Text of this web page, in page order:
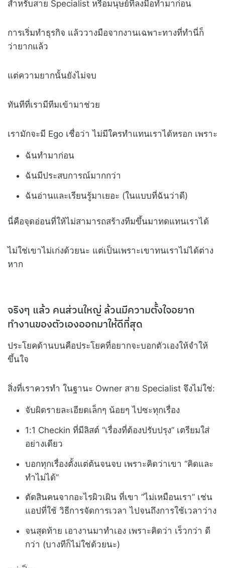
สำหรับสาย Specialist หรือมนุษย์ที่ลงมือทำมาก่อน
การเริ่มทำธุรกิจ แล้ววางมือจากงานเฉพาะทางที่ทำนี่ก็
ว่ายากแล้ว
แต่ความยากนั้นยังไม่จบ
ทันทีที่เรามีทีมเข้ามาช่วย
เรามักจะมี Ego เชื่อว่า ไม่มีใครทำแทนเราได้หรอก เพราะ
ฉันทำมาก่อน
ฉันมีประสบการณ์มากกว่า
ฉันอ่านและเรียนรู้มาเยอะ (ในแบบที่ฉันว่าดี)
นี่คือจุดอ่อนที่ให้ไม่สามารถสร้างทีมขึ้นมาทดแทนเราได้
ไม่ใช่เขาไม่เก่งด้วยนะ แต่เป็นเพราะเขาทนเราไม่ได้ต่าง
หาก
จริงๆ แล้ว คนส่วนใหญ่ ล้วนมีความตั้งใจอยาก
ทำงานของตัวเองออกมาให้ดีที่สุด
ประโยคด้านบนคือประโยคที่อยากจะบอกตัวเองให้จำให้
ขึ้นใจ
สิ่งที่เราควรทำ ในฐานะ Owner สาย Specialist จึงไม่ใช่:
จับผิดรายละเอียดเล็กๆ น้อยๆ ไปซะทุกเรื่อง
1:1 Checkin ที่มีลิสต์ “เรื่องที่ต้องปรับปรุง” เตรียมใส่
อย่างเดียว
บอกทุกเรื่องตั้งแต่ต้นจนจบ เพราะคิดว่าเขา “คิดและ
ทำไม่ได้”
ตัดสินคนจากอะไรผิวเผิน ที่เขา “ไม่เหมือนเรา” เช่น
แอปที่ใช้ วิธีการจัดการเวลา ไปจนถึงการใช้เวลาว่าง
จนสุดท้าย เอางานมาทำเอง เพราะคิดว่า เร็วกว่า ดี
กว่า (บางทีก็ไม่ใช่ด้วยนะ)